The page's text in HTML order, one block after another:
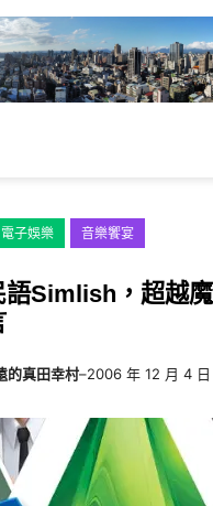
電子娛樂 音樂饗宴
語Simlish，超越
的真田幸村–2006 年 12 月 4 日